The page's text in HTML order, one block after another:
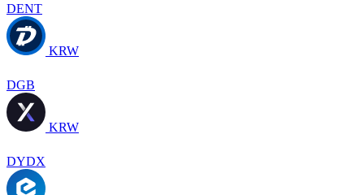
DENT
KRW
DGB
KRW
DYDX